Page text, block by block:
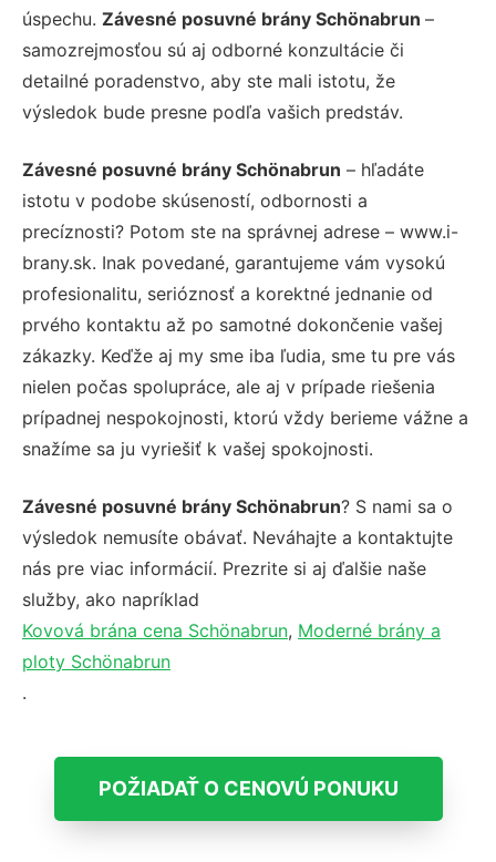
úspechu. Závesné posuvné brány Schönabrun –
samozrejmosťou sú aj odborné konzultácie či
detailné poradenstvo, aby ste mali istotu, že
výsledok bude presne podľa vašich predstáv.
Závesné posuvné brány Schönabrun – hľadáte
istotu v podobe skúseností, odbornosti a
precíznosti? Potom ste na správnej adrese – www.i-
brany.sk. Inak povedané, garantujeme vám vysokú
profesionalitu, serióznosť a korektné jednanie od
prvého kontaktu až po samotné dokončenie vašej
zákazky. Keďže aj my sme iba ľudia, sme tu pre vás
nielen počas spolupráce, ale aj v prípade riešenia
prípadnej nespokojnosti, ktorú vždy berieme vážne a
snažíme sa ju vyriešiť k vašej spokojnosti.
Závesné posuvné brány Schönabrun? S nami sa o
výsledok nemusíte obávať. Neváhajte a kontaktujte
nás pre viac informácií. Prezrite si aj ďalšie naše
služby, ako napríklad
Kovová brána cena Schönabrun, Moderné brány a
ploty Schönabrun
.
POŽIADAŤ O CENOVÚ PONUKU